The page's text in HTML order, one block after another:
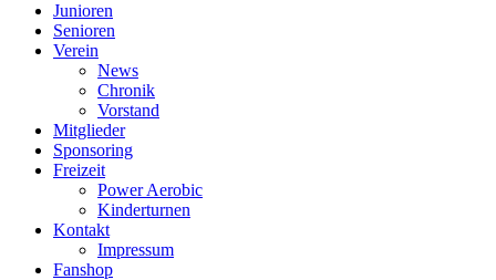
Junioren
Senioren
Verein
News
Chronik
Vorstand
Mitglieder
Sponsoring
Freizeit
Power Aerobic
Kinderturnen
Kontakt
Impressum
Fanshop